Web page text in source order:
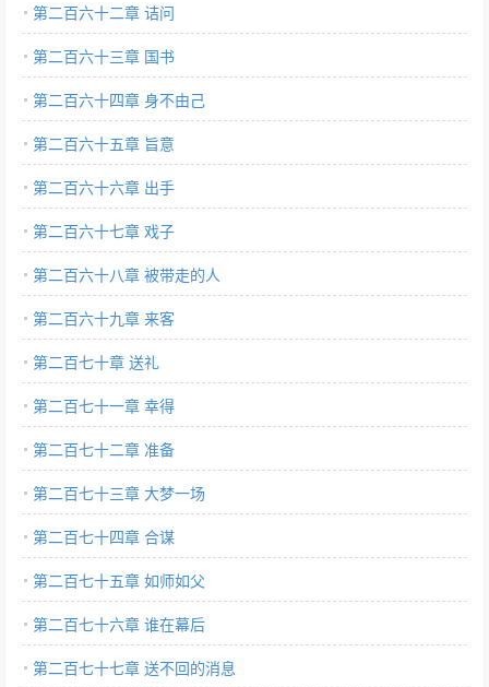
第二百六十二章 诘问
第二百六十三章 国书
第二百六十四章 身不由己
第二百六十五章 旨意
第二百六十六章 出手
第二百六十七章 戏子
第二百六十八章 被带走的人
第二百六十九章 来客
第二百七十章 送礼
第二百七十一章 幸得
第二百七十二章 准备
第二百七十三章 大梦一场
第二百七十四章 合谋
第二百七十五章 如师如父
第二百七十六章 谁在幕后
第二百七十七章 送不回的消息